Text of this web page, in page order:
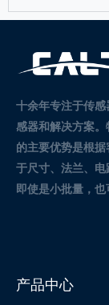
十余年专注于传
感器和解决方案。
的主要优势是根
于尺寸、法兰、电
即使是小批量，也
产品中心